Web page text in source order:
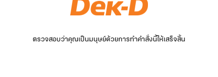
ตรวจสอบว่าคุณเป็นมนุษย์ด้วยการทำคำสั่งนี้ให้เสร็จสิ้น